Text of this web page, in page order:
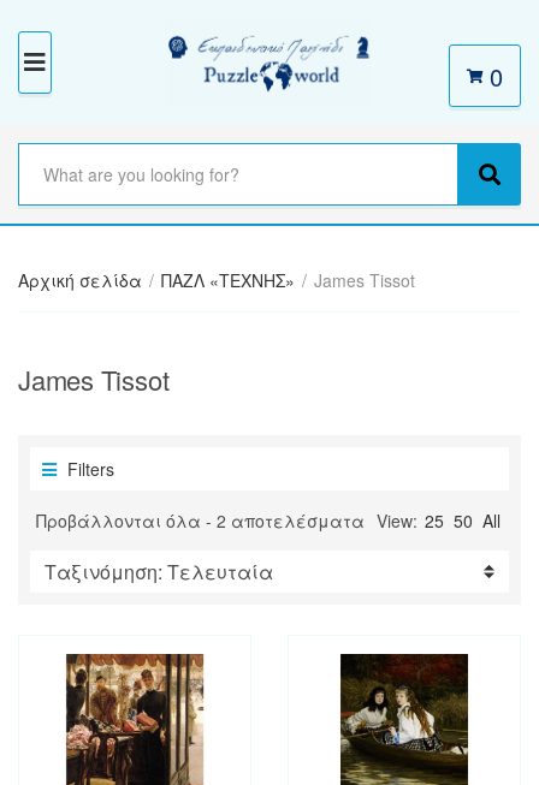
M
N
U
a
t
g
n
S
a
r
h
t
S
e
a
0
Αρχική σελίδα / ΠΑΖΛ «ΤΕΧΝΗΣ» / James Tissot
James Tissot
Filters
Προβάλλονται όλα - 2 αποτελέσματα Sorted
View: 25 50 All